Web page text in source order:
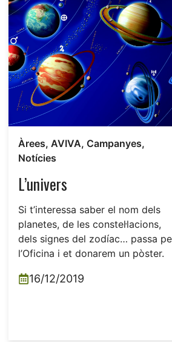
Àrees,AVIVA, Campanyes,
Notícies
L’univers
Si t’interessa saber el nom dels
planetes, de les constel·lacions,
dels signes del zodíac… passa
l’Oficina i et donarem un pòster.
16/12/2019